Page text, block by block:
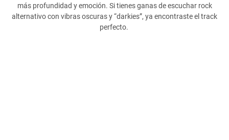
más profundidad y emoción. Si tienes ganas de escuchar rock
alternativo con vibras oscuras y “darkies”, ya encontraste el track
perfecto.